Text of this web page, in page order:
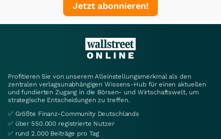
Jetzt abonnieren!
Profitieren Sie von unserem Alleinstellungsmerkmal als den
zentralen verlagsunabhängigen Wissens-Hub für einen aktuellen
und fundierten Zugang in die Börsen- und Wirtschaftswelt, um
strategische Entscheidungen zu treffen.
✅ Größte Finanz-Community Deutschlands
✅ über 550.000 registrierte Nutzer
✅ rund 2.000 Beiträge pro Tag